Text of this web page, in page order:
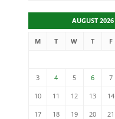
AUGUST 2026
M T W T F
3 4 5 6 7
10 11 12 13 14
17 18 19 20 21